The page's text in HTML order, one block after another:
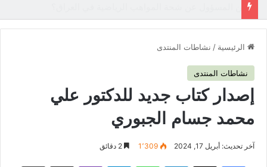
الرئيسية / نشاطات المنتدى
نشاطات المنتدى
إصدار كتاب جديد للدكتور علي
محمد جسام الجبوري
آخر تحديث: أبريل 17, 2024 1٬309